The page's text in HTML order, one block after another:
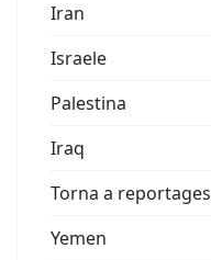
Iran
Israele
Palestina
Iraq
Torna a reportages
Yemen